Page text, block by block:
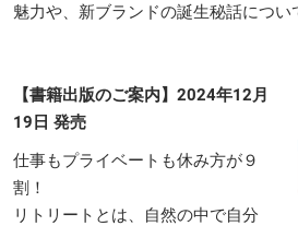
魅力や、新ブランドの誕生秘話につい
【書籍出版のご案内】2024年12月
19日 発売
仕事もプライベートも休み方が９
割！
リトリートとは、自然の中で自分